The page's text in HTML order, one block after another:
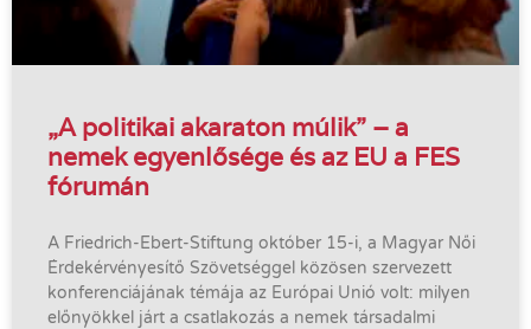
„A politikai akaraton múlik” – a
nemek egyenlősége és az EU a FES
fórumán
A Friedrich-Ebert-Stiftung október 15-i, a Magyar Női
Érdekérvényesítő Szövetséggel közösen szervezett
konferenciájának témája az Európai Unió volt: milyen
előnyökkel járt a csatlakozás a nemek társadalmi